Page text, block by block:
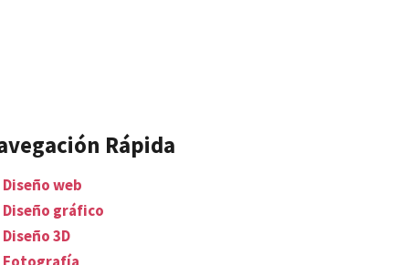
Rápida
Diseño web
Diseño gráfico
Diseño 3D